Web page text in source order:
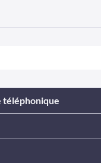
téléphonique